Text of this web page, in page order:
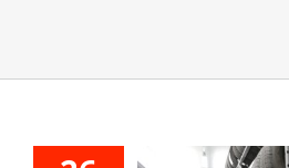
申報營